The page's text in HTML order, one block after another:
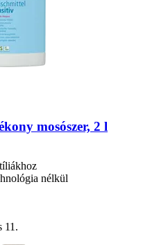
mosószer, 2 l
nélkül
11.